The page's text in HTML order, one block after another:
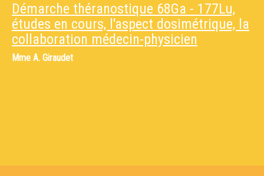
Démarche théranostique 68Ga - 177Lu,
études en cours, l'aspect dosimétrique, la
collaboration médecin-physicien
Mme A. Giraudet